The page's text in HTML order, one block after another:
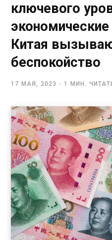
ключевого
Китая
беспокойство
17 МАЯ, 2023 1 МИН.